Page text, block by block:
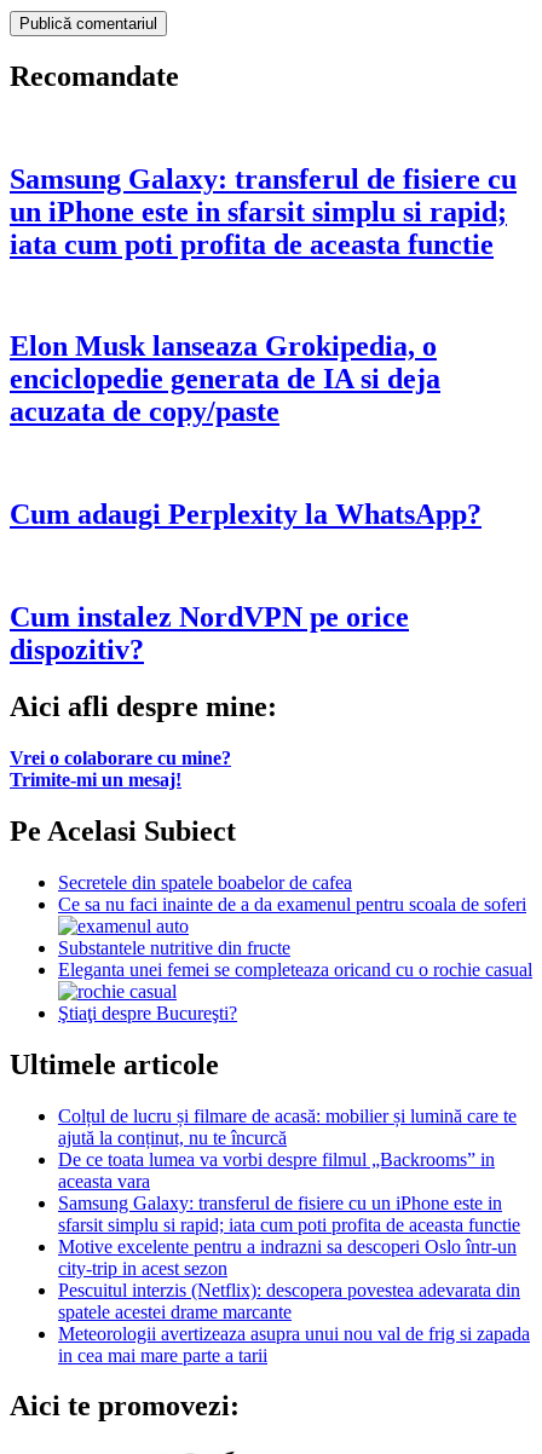
Recomandate
Samsung Galaxy: transferul de fisiere cu
un iPhone este in sfarsit simplu si rapid;
iata cum poti profita de aceasta functie
Elon Musk lanseaza Grokipedia, o
enciclopedie generata de IA si deja
acuzata de copy/paste
Cum adaugi Perplexity la WhatsApp?
Cum instalez NordVPN pe orice
dispozitiv?
Aici afli despre mine:
Vrei o colaborare cu mine?
Trimite-mi un mesaj!
Pe Acelasi Subiect
Secretele din spatele boabelor de cafea
Ce sa nu faci inainte de a da examenul pentru scoala de soferi
Substantele nutritive din fructe
Eleganta unei femei se completeaza oricand cu o rochie casual
Ştiaţi despre Bucureşti?
Ultimele articole
Colțul de lucru și filmare de acasă: mobilier și lumină care te
ajută la conținut, nu te încurcă
De ce toata lumea va vorbi despre filmul „Backrooms” in
aceasta vara
Samsung Galaxy: transferul de fisiere cu un iPhone este in
sfarsit simplu si rapid; iata cum poti profita de aceasta functie
Motive excelente pentru a indrazni sa descoperi Oslo într-un
city-trip in acest sezon
Pescuitul interzis (Netflix): descopera povestea adevarata din
spatele acestei drame marcante
Meteorologii avertizeaza asupra unui nou val de frig si zapada
in cea mai mare parte a tarii
Aici te promovezi: